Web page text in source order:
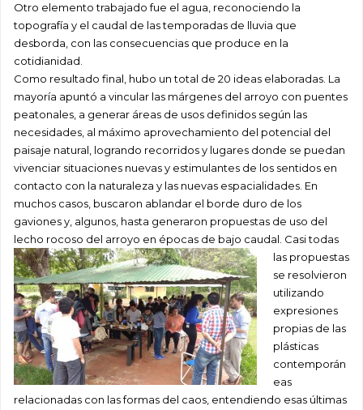
Otro elemento trabajado fue el agua, reconociendo la
topografía y el caudal de las temporadas de lluvia que
desborda, con las consecuencias que produce en la
cotidianidad.
Como resultado final, hubo un total de 20 ideas elaboradas. La
mayoría apuntó a vincular las márgenes del arroyo con puentes
peatonales, a generar áreas de usos definidos según las
necesidades, al máximo aprovechamiento del potencial del
paisaje natural, logrando recorridos y lugares donde se puedan
vivenciar situaciones nuevas y estimulantes de los sentidos en
contacto con la naturaleza y las nuevas espacialidades. En
muchos casos, buscaron ablandar el borde duro de los
gaviones y, algunos, hasta generaron propuestas de uso del
lecho rocoso del arroyo en épocas de bajo caudal. Casi todas
las propuestas
se resolvieron
utilizando
expresiones
propias de las
plásticas
contemporán
eas
relacionadas con las formas del caos, entendiendo esas últimas